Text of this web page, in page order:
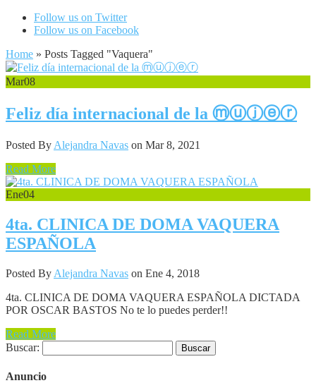
Follow us on Twitter
Follow us on Facebook
Home » Posts Tagged "Vaquera"
Mar08
Feliz día internacional de la ⓜⓤⓙⓔⓡ
Posted By Alejandra Navas on Mar 8, 2021
Read More
Ene04
4ta. CLINICA DE DOMA VAQUERA
ESPAÑOLA
Posted By Alejandra Navas on Ene 4, 2018
4ta. CLINICA DE DOMA VAQUERA ESPAÑOLA DICTADA
POR OSCAR BASTOS No te lo puedes perder!!
Read More
Buscar:
Anuncio